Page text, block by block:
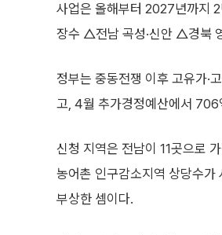
사업은 올해부터 2027년까지
장수 △전남 곡성·신안 △경북
정부는 중동전쟁 이후 고유가·
고, 4월 추가경정예산에서 706
신청 지역은 전남이 11곳으로
농어촌 인구감소지역 상당수가
부상한 셈이다.